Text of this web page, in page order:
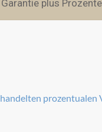
Garantie plus Prozente